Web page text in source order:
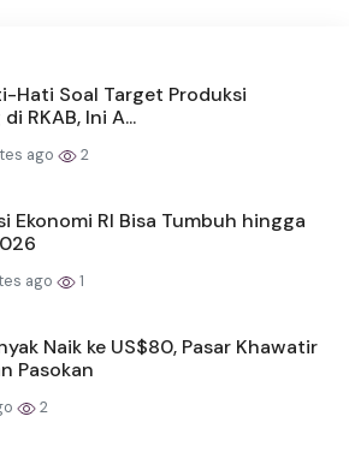
Hati Soal Target Produksi
RKAB, Ini A...
ago 2
Ekonomi RI Bisa Tumbuh hingga
ago 1
Naik ke US$80, Pasar Khawatir
Pasokan
2